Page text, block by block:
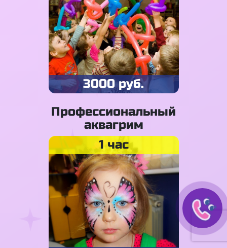
3000 руб.
Профессиональный
аквагрим
1 час